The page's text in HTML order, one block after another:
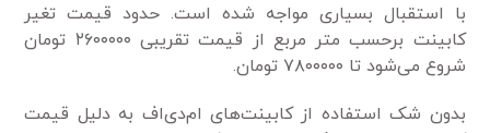
با استقبال بسیاری مواجه شده است. حدود قیمت تغیر
کابینت برحسب متر مربع از قیمت تقریبی ۲۶۰۰۰۰۰ تومان
شروع می‌شود تا ۷۸۰۰۰۰۰ تومان.
بدون شک استفاده از کابینت‌های ام‌دی‌اف به دلیل قیمت